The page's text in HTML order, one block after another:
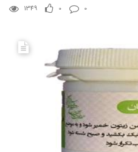
1349 0 0